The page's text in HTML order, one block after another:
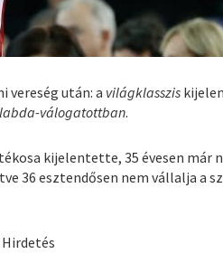
vereség után: a világklasszis
válogatottban.
kijelentette, 35 évesen már
36 esztendősen nem vállalja a
Hirdetés